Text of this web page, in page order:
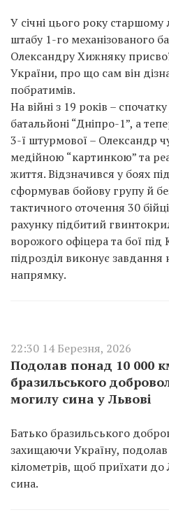
У січні цього року старшому
штабу 1-го механізованого
Олександру Хижняку
України, про що сам він
побратимів.
На війні з 19 років –
батальйоні “Дніпро-1”, а
3-ї штурмової – Олександр
медійною “картинкою” та
життя. Відзначився у боях
сформував бойову групу й
тактичного оточення 30
рахунку підбитий
ворожого офіцера та бої під
підрозділ виконує завдання
напрямку.
22:30 14 Березня, 2026
Подолав понад 10 000
бразильського
могилу сина у Львові
Батько бразильського
захищаючи Україну,
кілометрів, щоб приїхати
сина.